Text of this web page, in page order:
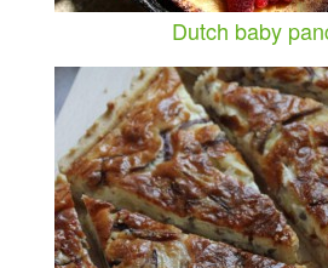
Dutch baby